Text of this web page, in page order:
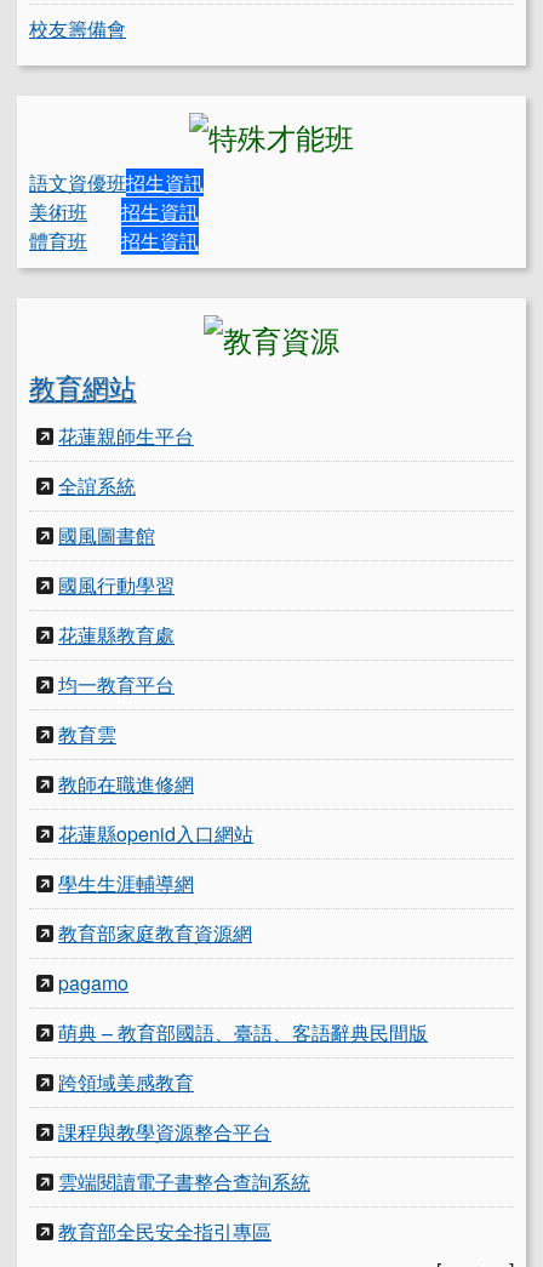
校友籌備會
語文資優班招生資訊
美術班
招生資訊
體育班
招生資訊
教育網站
花蓮親師生平台
全誼系統
國風圖書館
國風行動學習
花蓮縣教育處
均一教育平台
教育雲
教師在職進修網
花蓮縣openid入口網站
學生生涯輔導網
教育部家庭教育資源網
pagamo
萌典 – 教育部國語、臺語、客語辭典民間版
跨領域美感教育
課程與教學資源整合平台
雲端閱讀電子書整合查詢系統
教育部全民安全指引專區